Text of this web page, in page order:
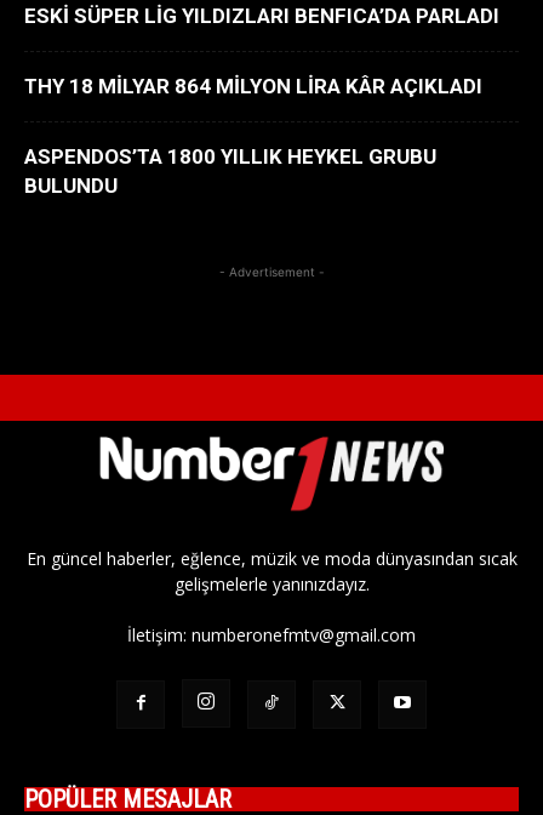
ESKİ SÜPER LİG YILDIZLARI BENFICA’DA PARLADI
THY 18 MİLYAR 864 MİLYON LİRA KÂR AÇIKLADI
ASPENDOS’TA 1800 YILLIK HEYKEL GRUBU
BULUNDU
- Advertisement -
En güncel haberler, eğlence, müzik ve moda dünyasından sıcak
gelişmelerle yanınızdayız.
İletişim: numberonefmtv@gmail.com
POPÜLER MESAJLAR